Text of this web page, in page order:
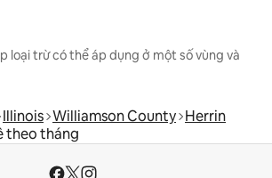
loại trừ có thể áp dụng ở một số vùng và
Illinois Williamson County Herrin
theo tháng